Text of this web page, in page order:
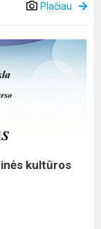
Plačiau
kultūros